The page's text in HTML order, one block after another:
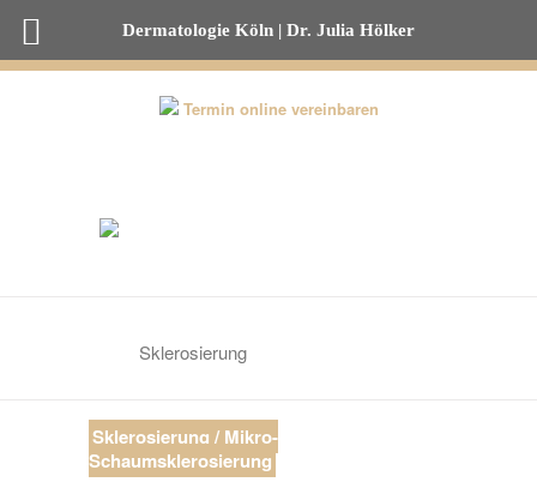
Termin online vereinbaren
Sklerosierung
Sklerosierung / Mikro-
Schaumsklerosierung
Dermatologie Köln | Dr. Julia Hölker